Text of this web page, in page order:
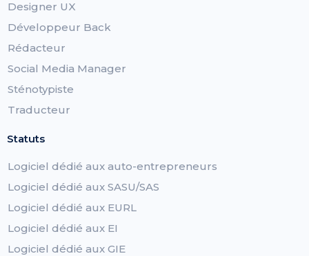
Designer UX
Développeur Back
Rédacteur
Social Media Manager
Sténotypiste
Traducteur
Statuts
Logiciel dédié aux auto-entrepreneurs
Logiciel dédié aux SASU/SAS
Logiciel dédié aux EURL
Logiciel dédié aux EI
Logiciel dédié aux GIE